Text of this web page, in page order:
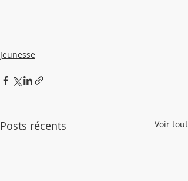
Jeunesse
Posts récents Voir tout